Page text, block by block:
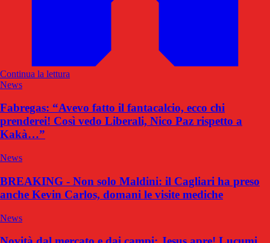
Continua la lettura
News
Fabregas: “Avevo fatto il fantacalcio, ecco chi
prenderei! Così vedo Liberali, Nico Paz rispetto a
Kakà…”
News
BREAKING - Non solo Maldini: il Cagliari ha preso
anche Kevin Carlos, domani le visite mediche
News